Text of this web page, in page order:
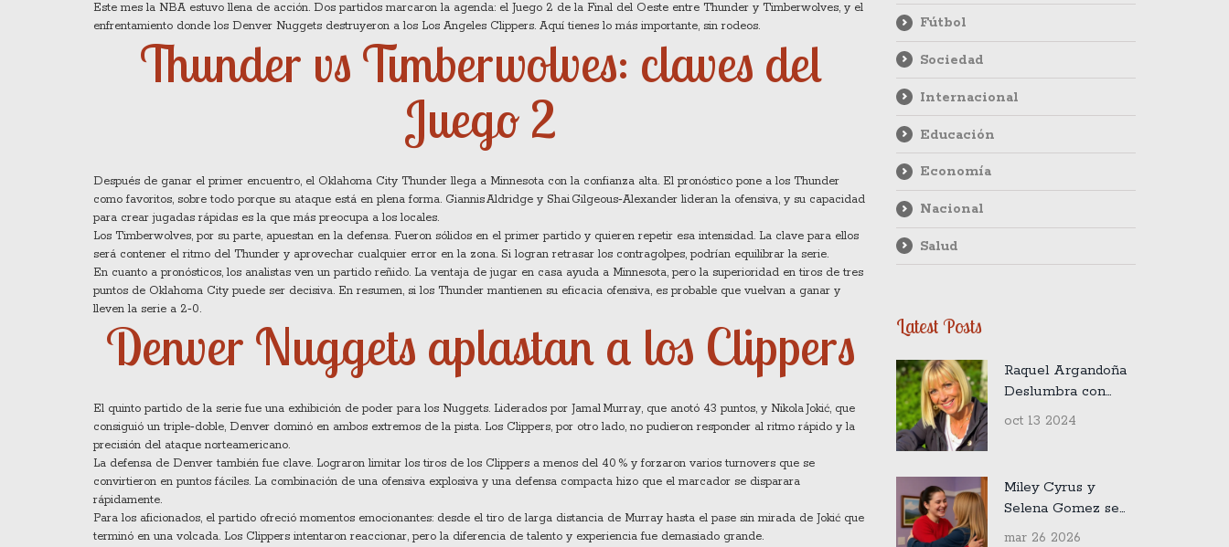
Este mes la NBA estuvo llena de acción. Dos partidos marcaron la agenda: el Juego 2 de la Final del Oeste entre Thunder y Timberwolves, y el
enfrentamiento donde los Denver Nuggets destruyeron a los Los Angeles Clippers. Aquí tienes lo más importante, sin rodeos.
Thunder vs Timberwolves: claves del
Juego 2
Después de ganar el primer encuentro, el Oklahoma City Thunder llega a Minnesota con la confianza alta. El pronóstico pone a los Thunder
como favoritos, sobre todo porque su ataque está en plena forma. Giannis Aldridge y Shai Gilgeous‑Alexander lideran la ofensiva, y su capacidad
para crear jugadas rápidas es la que más preocupa a los locales.
Los Timberwolves, por su parte, apuestan en la defensa. Fueron sólidos en el primer partido y quieren repetir esa intensidad. La clave para ellos
será contener el ritmo del Thunder y aprovechar cualquier error en la zona. Si logran retrasar los contragolpes, podrían equilibrar la serie.
En cuanto a pronósticos, los analistas ven un partido reñido. La ventaja de jugar en casa ayuda a Minnesota, pero la superioridad en tiros de tres
puntos de Oklahoma City puede ser decisiva. En resumen, si los Thunder mantienen su eficacia ofensiva, es probable que vuelvan a ganar y
lleven la serie a 2‑0.
Denver Nuggets aplastan a los Clippers
El quinto partido de la serie fue una exhibición de poder para los Nuggets. Liderados por Jamal Murray, que anotó 43 puntos, y Nikola Jokić, que
consiguió un triple‑doble, Denver dominó en ambos extremos de la pista. Los Clippers, por otro lado, no pudieron responder al ritmo rápido y la
precisión del ataque norteamericano.
La defensa de Denver también fue clave. Lograron limitar los tiros de los Clippers a menos del 40 % y forzaron varios turnovers que se
convirtieron en puntos fáciles. La combinación de una ofensiva explosiva y una defensa compacta hizo que el marcador se disparara
rápidamente.
Para los aficionados, el partido ofreció momentos emocionantes: desde el tiro de larga distancia de Murray hasta el pase sin mirada de Jokić que
terminó en una volcada. Los Clippers intentaron reaccionar, pero la diferencia de talento y experiencia fue demasiado grande.
Fútbol
Sociedad
Internacional
Educación
Economía
Nacional
Salud
Latest Posts
Raquel Argandoña
Deslumbra con
Estilo Sporty Chic:
oct 13 2024
Miley Cyrus y
Selena Gomez se
reconcilian en
mar 26 2026